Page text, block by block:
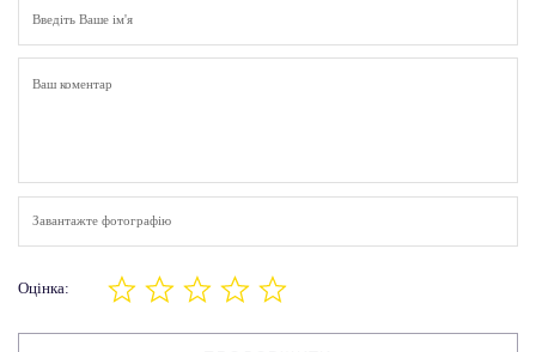
Завантажте фотографію
Оцінка: